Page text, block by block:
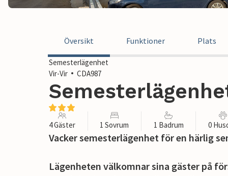
Översikt Funktioner Plats
Semesterlägenhet
Vir-Vir
CDA987
4 Gäster 1 Sovrum 1 Badrum 0
Vacker semesterlägenhet för en härlig
Lägenheten välkomnar sina gäster på